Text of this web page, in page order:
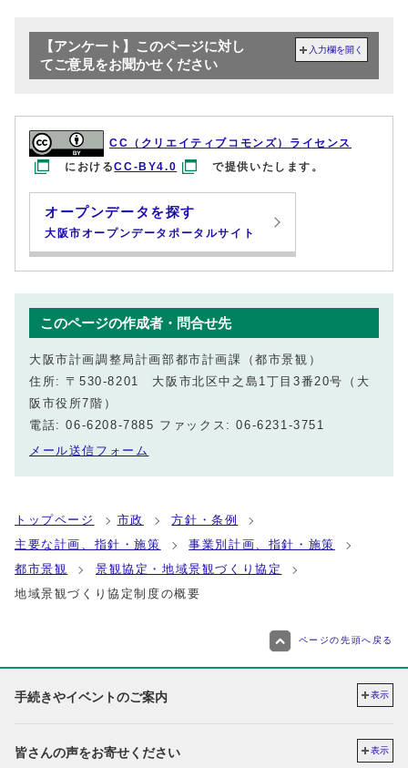
【アンケート】このページに対し
てご意見をお聞かせください
入力欄を開く
CC（クリエイティブコモンズ）ライセンス
におけるCC-BY4.0 で提供いたします。
オープンデータを探す
大阪市オープンデータポータルサイト
このページの作成者・問合せ先
大阪市計画調整局計画部都市計画課（都市景観）
住所: 〒530-8201 大阪市北区中之島1丁目3番20号（大
阪市役所7階）
電話: 06-6208-7885 ファックス: 06-6231-3751
メール送信フォーム
トップページ 市政
方針・条例
主要な計画、指針・施策
事業別計画、指針・施策
都市景観
景観協定・地域景観づくり協定
地域景観づくり協定制度の概要
ページの先頭へ戻る
手続きやイベントのご案内 表示
皆さんの声をお寄せください 表示